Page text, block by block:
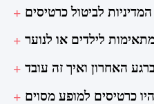
לילדים או לנוער